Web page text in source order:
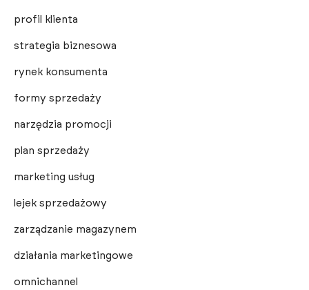
profil klienta
strategia biznesowa
rynek konsumenta
formy sprzedaży
narzędzia promocji
plan sprzedaży
marketing usług
lejek sprzedażowy
zarządzanie magazynem
działania marketingowe
omnichannel